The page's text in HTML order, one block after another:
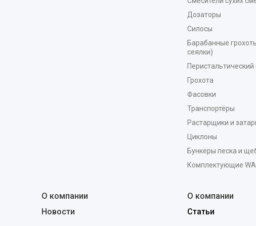
Дозаторы
Силосы
Барабанные
сеялки)
Перистальтический
Грохота
Фасовки
Транспортёры
Растарщики и
Циклоны
Бункеры песка и
Комплектующие
О компании О компании
Новости
Статьи